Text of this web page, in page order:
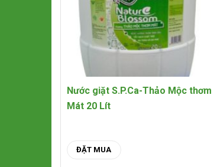
Nước giặt S.P.Ca-Thảo Mộc thơm
Mát 20 Lít
ĐẶT MUA